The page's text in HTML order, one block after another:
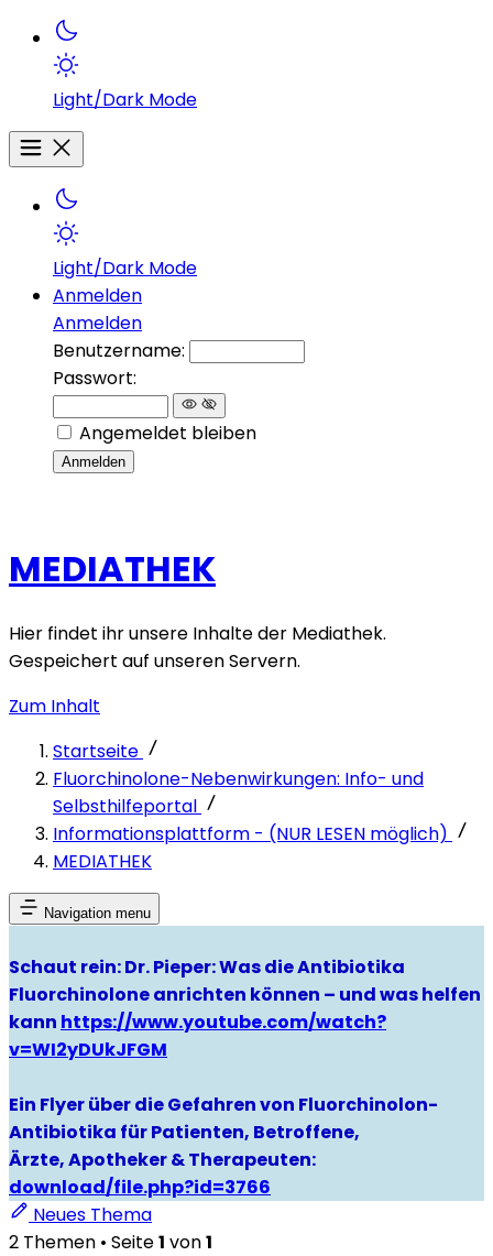
Light/Dark Mode
Light/Dark Mode
Anmelden
Anmelden
Benutzername:
Passwort:
Angemeldet bleiben
Anmelden
MEDIATHEK
Hier findet ihr unsere Inhalte der Mediathek.
Gespeichert auf unseren Servern.
Zum Inhalt
Startseite
Fluorchinolone-Nebenwirkungen: Info- und
Selbsthilfeportal
Informationsplattform - (NUR LESEN möglich)
MEDIATHEK
Navigation menu
Schaut rein: Dr. Pieper: Was die Antibiotika
Fluorchinolone anrichten können – und was helfen
kann https://www.youtube.com/watch?
v=WI2yDUkJFGM
Ein Flyer über die Gefahren von Fluorchinolon-
Antibiotika für Patienten, Betroffene,
Ärzte, Apotheker & Therapeuten:
download/file.php?id=3766
Neues Thema
2 Themen • Seite1 von1